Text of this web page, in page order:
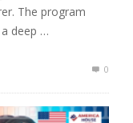
The program
deep …
0